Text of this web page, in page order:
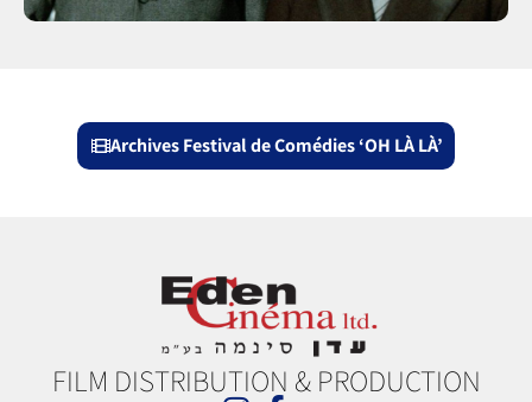
Archives Festival de Comédies ‘OH LÀ LÀ’
FILM DISTRIBUTION & PRODUCTION